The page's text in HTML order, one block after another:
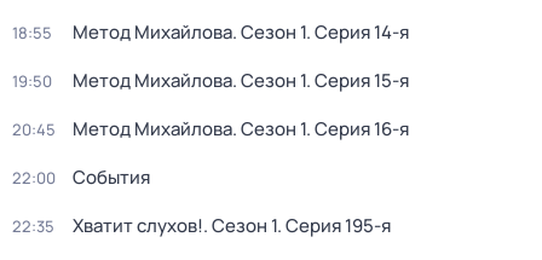
18:55 Метод Михайлова. Сезон 1. Серия 14-я
19:50 Метод Михайлова. Сезон 1. Серия 15-я
20:45 Метод Михайлова. Сезон 1. Серия 16-я
22:00 События
22:35 Хватит слухов!. Сезон 1. Серия 195-я